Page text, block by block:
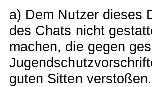
a) Dem Nutzer dieses
des Chats nicht
machen, die gegen
guten Sitten verstoßen.